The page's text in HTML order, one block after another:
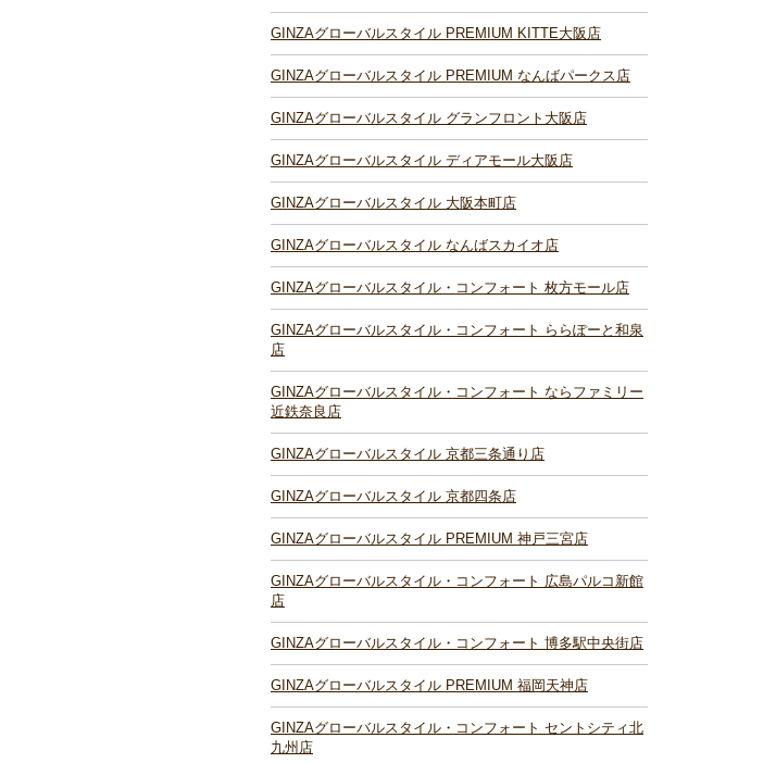
GINZAグローバルスタイル PREMIUM KITTE大阪店
GINZAグローバルスタイル PREMIUM なんばパークス店
GINZAグローバルスタイル グランフロント大阪店
GINZAグローバルスタイル ディアモール大阪店
GINZAグローバルスタイル 大阪本町店
GINZAグローバルスタイル なんばスカイオ店
GINZAグローバルスタイル・コンフォート 枚方モール店
GINZAグローバルスタイル・コンフォート ららぽーと和泉
店
GINZAグローバルスタイル・コンフォート ならファミリー
近鉄奈良店
GINZAグローバルスタイル 京都三条通り店
GINZAグローバルスタイル 京都四条店
GINZAグローバルスタイル PREMIUM 神戸三宮店
GINZAグローバルスタイル・コンフォート 広島パルコ新館
店
GINZAグローバルスタイル・コンフォート 博多駅中央街店
GINZAグローバルスタイル PREMIUM 福岡天神店
GINZAグローバルスタイル・コンフォート セントシティ北
九州店